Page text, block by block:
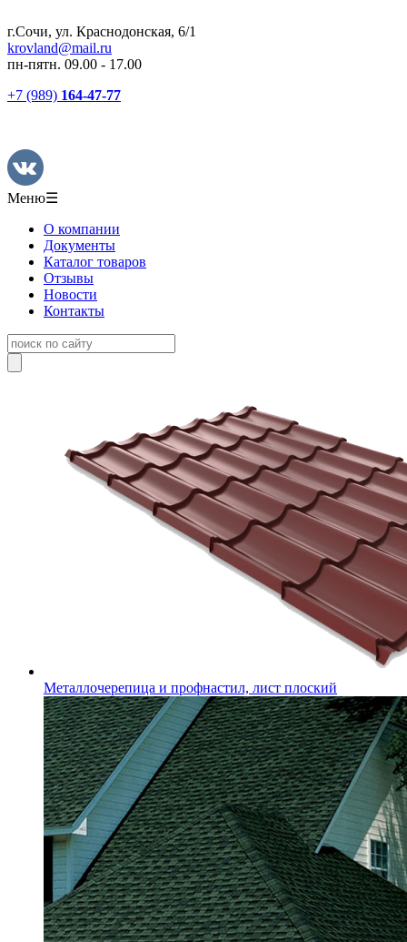
г.Сочи, ул. Краснодонская, 6/1
krovland@mail.ru
пн-пятн. 09.00 - 17.00
+7 (989) 164-47-77
Меню☰
О компании
Документы
Каталог товаров
Отзывы
Новости
Контакты
Металлочерепица и профнастил, лист плоский